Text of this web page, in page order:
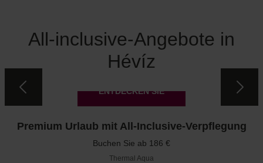
All-inclusive-Angebote in
Hévíz
ENTDECKEN SIE
Premium Urlaub mit All-Inclusive-Verpflegung
Buchen Sie ab 186 €
Thermal Aqua